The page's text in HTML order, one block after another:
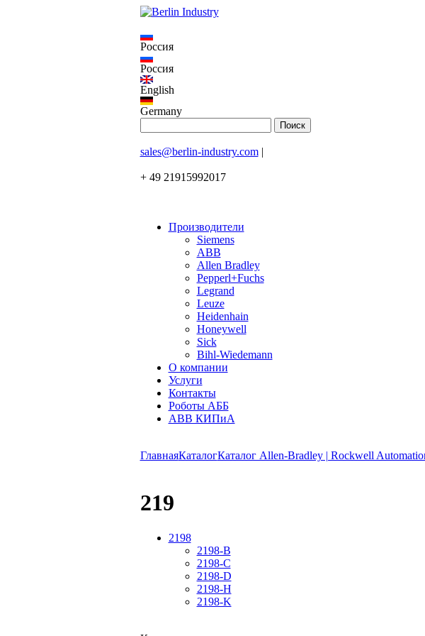
Россия
Россия
English
Germany
sales@berlin-industry.com|
+ 49 21915992017
Производители
Siemens
ABB
Allen Bradley
Pepperl+Fuchs
Legrand
Leuze
Heidenhain
Honeywell
Sick
Bihl-Wiedemann
О компании
Услуги
Контакты
Роботы АББ
ABB КИПиА
ГлавнаяКаталогКаталог Allen-Bradley | Rockwell
219
2198
2198-B
2198-C
2198-D
2198-H
2198-K